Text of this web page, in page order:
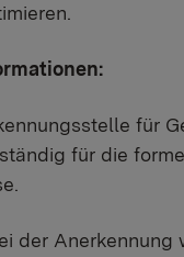
für
für die
der Anerkennung